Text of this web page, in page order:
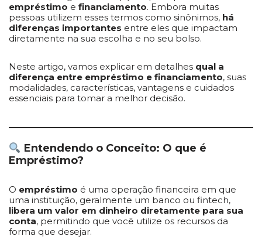
empréstimo e financiamento. Embora muitas
pessoas utilizem esses termos como sinônimos, há
diferenças importantes entre eles que impactam
diretamente na sua escolha e no seu bolso.
Neste artigo, vamos explicar em detalhes qual a
diferença entre empréstimo e financiamento, suas
modalidades, características, vantagens e cuidados
essenciais para tomar a melhor decisão.
Entendendo o Conceito: O que é
Empréstimo?
O empréstimo é uma operação financeira em que
uma instituição, geralmente um banco ou fintech,
libera um valor em dinheiro diretamente para sua
conta, permitindo que você utilize os recursos da
forma que desejar.